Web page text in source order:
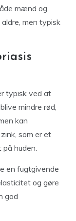
mænd og
men typisk
typisk ved at
mindre rød,
kan
som er et
på huden.
en fugtgivende
og gøre
god